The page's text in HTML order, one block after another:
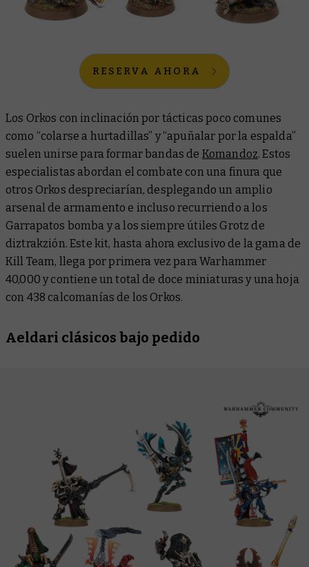
RESERVA AHORA
Los Orkos con inclinación por tácticas poco comunes
como “colarse a hurtadillas” y “apuñalar por la espalda”
suelen unirse para formar bandas de Komandoz. Estos
especialistas abordan el combate con una finura que
otros Orkos despreciarían, desplegando un amplio
arsenal de armamento e incluso recurriendo a los
Garrapatos bomba y a los siempre útiles Grotz de
diztrakzión. Este kit, hasta ahora exclusivo de la gama de
Kill Team, llega por primera vez para Warhammer
40,000 y contiene un total de doce miniaturas y una hoja
con 438 calcomanías de los Orkos.
Aeldari clásicos bajo pedido